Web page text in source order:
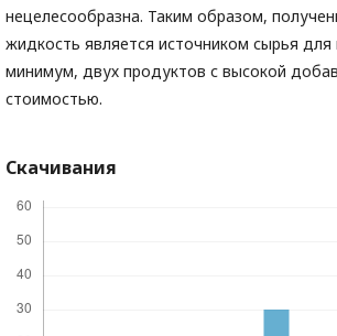
нецелесообразна. Таким образом,
жидкость является источником сырья для
минимум, двух продуктов с высокой
стоимостью.
Скачивания